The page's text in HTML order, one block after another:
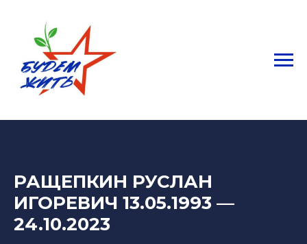
РАЩЕПКИН РУСЛАН
ИГОРЕВИЧ 13.05.1993 —
24.10.2023